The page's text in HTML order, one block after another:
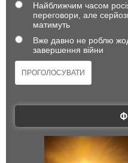
Найближчим часом
переговори, але
матимуть
Вже давно не роблю
завершення війни